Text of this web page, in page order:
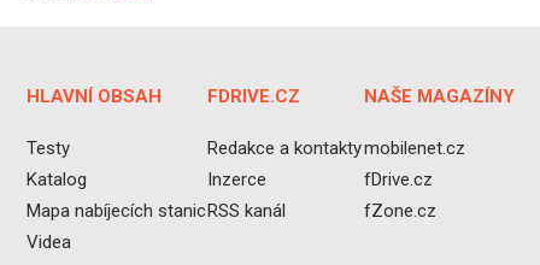
HLAVNÍ OBSAH
Testy
Katalog
Mapa nabíjecích stanic
Videa
FDRIVE.CZ
Redakce a kontakty
Inzerce
RSS kanál
NAŠE MAGAZÍNY
mobilenet.cz
fDrive.cz
fZone.cz